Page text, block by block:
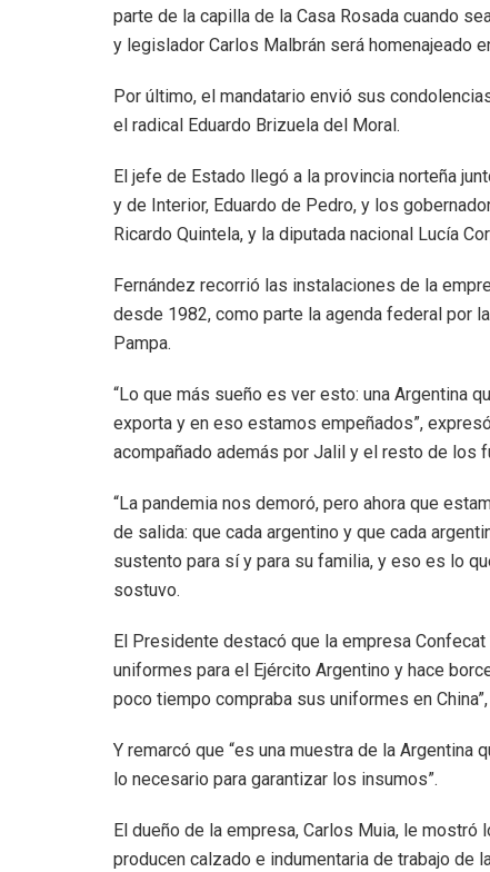
parte de la capilla de la Casa Rosada cuando
y legislador Carlos Malbrán será homenajeado
Por último, el mandatario envió sus
el radical Eduardo Brizuela del Moral.
El jefe de Estado llegó a la provincia norteña
y de Interior, Eduardo de Pedro, y los
Ricardo Quintela, y la diputada nacional Lucía
Fernández recorrió las instalaciones de la
desde 1982, como parte la agenda federal por
Pampa.
“Lo que más sueño es ver esto: una Argentina
exporta y en eso estamos empeñados”,
acompañado además por Jalil y el resto de los
“La pandemia nos demoró, pero ahora que
de salida: que cada argentino y que cada
sustento para sí y para su familia, y eso es lo
sostuvo.
El Presidente destacó que la empresa Confecat
uniformes para el Ejército Argentino y hace
poco tiempo compraba sus uniformes en
Y remarcó que “es una muestra de la Argentina
lo necesario para garantizar los insumos”.
El dueño de la empresa, Carlos Muia, le
producen calzado e indumentaria de trabajo de